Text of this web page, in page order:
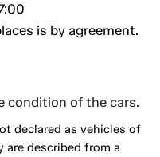
is by agreement.
condition of the cars.
declared as vehicles of
are described from a